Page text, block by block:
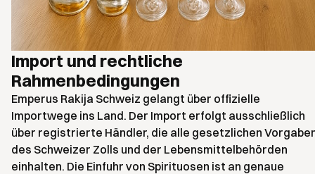
Import und rechtliche
Rahmenbedingungen
Emperus Rakija Schweiz gelangt über offizielle
Importwege ins Land. Der Import erfolgt ausschließlich
über registrierte Händler, die alle gesetzlichen
des Schweizer Zolls und der Lebensmittelbehörden
einhalten. Die Einfuhr von Spirituosen ist an genaue